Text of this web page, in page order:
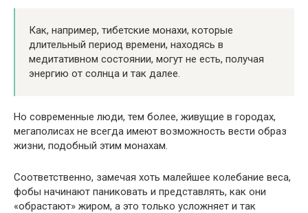
Как, например, тибетские монахи, которые
длительный период времени, находясь в
медитативном состоянии, могут не есть, получая
энергию от солнца и так далее.
Но современные люди, тем более, живущие в городах,
мегаполисах не всегда имеют возможность вести образ
жизни, подобный этим монахам.
Соответственно, замечая хоть малейшее колебание веса,
фобы начинают паниковать и представлять, как они
«обрастают» жиром, а это только усложняет и так